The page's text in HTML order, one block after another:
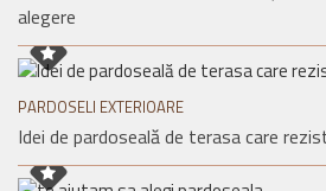
alegere
PARDOSELI EXTERIOARE
Idei de pardoseală de terasa care